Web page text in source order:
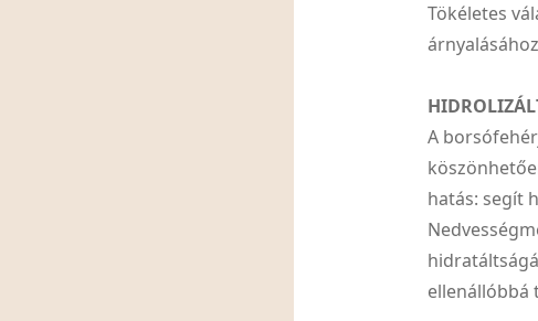
Tökéletes
A
hatás: segít
ellenállóbbá